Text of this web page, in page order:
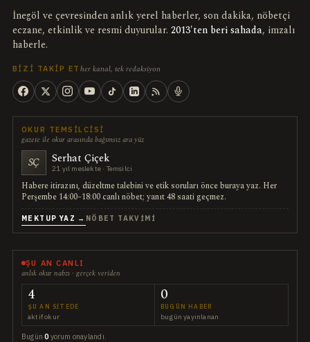
İnegöl ve çevresinden anlık yerel haberler, son dakika, nöbetçi
eczane, etkinlik ve resmi duyurular. 2013'ten beri sahada, imzalı
haberle.
BIZI TAKIP ET her kanal, tek redaksiyon
OKUR TEMSILCISI
gazete ile okur arasında bağımsız ara yüz
SÇ Serhat Çiçek
21 yıl meslekte · Temsilci
Habere itirazını, düzeltme talebini ve etik soruları önce buraya yaz. Her
Perşembe 14:00–18:00 canlı nöbet; yanıt 48 saati geçmez.
MEKTUP YAZ → NÖBET TAKVIMI
ŞU AN CANLI
anlık okur nabzı · gerçek veriden
4
ŞU AN SITEDE
aktif okur
0
BUGÜN HABER
bugün yayınlanan
Bugün0 yorum onaylandı.